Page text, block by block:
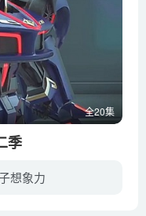
全20集
季
想象力